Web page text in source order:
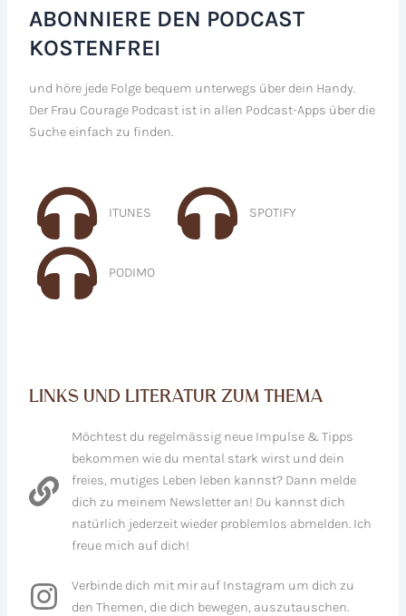
ABONNIERE DEN PODCAST
KOSTENFREI
und höre jede Folge bequem unterwegs über dein Handy.
Der Frau Courage Podcast ist in allen Podcast-Apps über die
Suche einfach zu finden.
ITUNES SPOTIFY
PODIMO
LINKS UND LITERATUR ZUM THEMA
Möchtest du regelmässig neue Impulse & Tipps
bekommen wie du mental stark wirst und dein
freies, mutiges Leben leben kannst? Dann melde
dich zu meinem Newsletter an! Du kannst dich
natürlich jederzeit wieder problemlos abmelden. Ich
freue mich auf dich!
Verbinde dich mit mir auf Instagram um dich zu
den Themen, die dich bewegen, auszutauschen.